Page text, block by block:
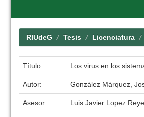
RIUdeG Tesis Licenciatura
Título: Los virus en los
Autor: González Márquez,
Asesor: Luis Javier Lopez